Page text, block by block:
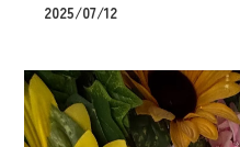
2025/07/12